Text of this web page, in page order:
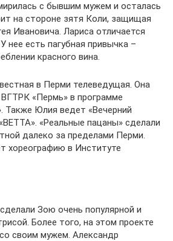
с бывшим мужем и осталась
на стороне зятя Коли, защищая
Ивановича. Лариса отличается
нее есть пагубная привычка –
красного вина.
в Перми телеведущая. Она
«Пермь» в программе
Также Юлия ведет «Вечерний
«Реальные пацаны» сделали
далеко за пределами Перми.
хореографию в Институте
Зою очень популярной и
Более того, на этом проекте
своим мужем. Александр